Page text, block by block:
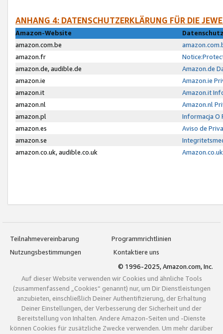
ANHANG 4: DATENSCHUTZERKLÄRUNG FÜR DIE
Amazon-Website
amazon.com.be
amazon.fr
amazon.de, audible.de
Amazon.de
amazon.ie
Amazon.ie
amazon.it
Amazon.it
amazon.nl
Amazon.nl
amazon.pl
Informacja O
amazon.es
Aviso de
amazon.se
amazon.co.uk, audible.co.uk
Teilnahmevereinbarung
Programmrichtlinien
Nutzungsbestimmungen
Kontaktiere uns
© 1996-2025, Amazon.com, Inc.
Auf dieser Website verwenden wir Cookies und ähnliche Tools
(zusammenfassend „Cookies“ genannt) nur, um Dir Dienstleistungen
anzubieten, einschließlich Deiner Authentifizierung, der Erhaltung
Deiner Einstellungen, der Verbesserung der Sicherheit und der
Bereitstellung von Inhalten. Andere Amazon-Seiten und -Dienste
können Cookies für zusätzliche Zwecke verwenden. Um mehr darüber